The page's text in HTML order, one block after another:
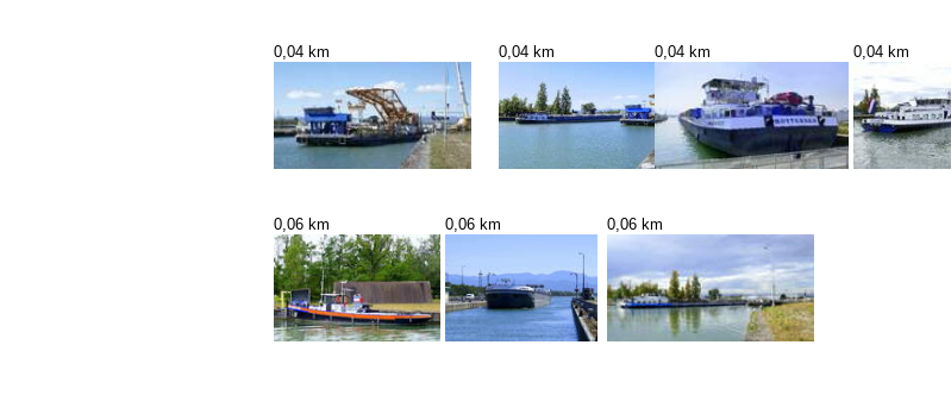
0,04 km 0,04 km 0,04 km 0,04 km
0,06 km 0,06 km 0,06 km